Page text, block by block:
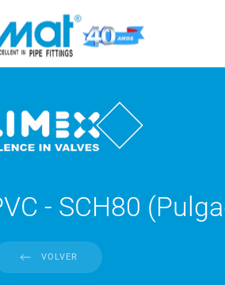
- SCH80
VOLVER